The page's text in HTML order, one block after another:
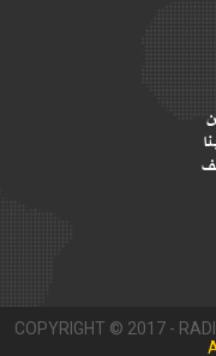
COPYRIGHT © 2017 -